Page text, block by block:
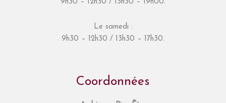
9h30 – 12h30 / 13h30 – 19h00.
Le samedi :
9h30 – 12h30 / 13h30 – 17h30.
Coordonnées